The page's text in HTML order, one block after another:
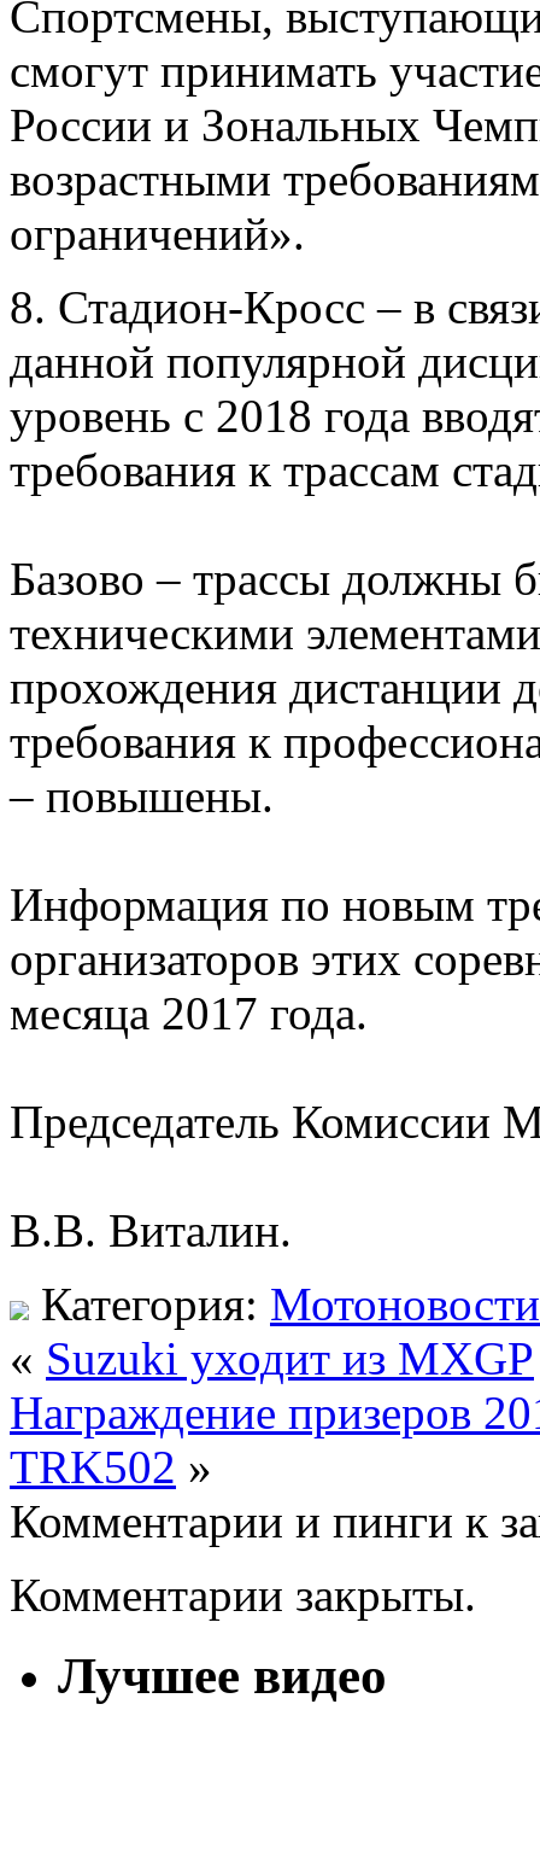
Спортсмены,
смогут принимать
России и Зональных
возрастными
ограничений».
8. Стадион-Кросс – в
данной популярной
уровень с 2018 года
требования к трассам
Базово – трассы должны
техническими
прохождения дистанции
требования к
– повышены.
Информация по новым
организаторов этих
месяца 2017 года.
Председатель Комиссии
В.В. Виталин.
Категория: Мотоновости
« Suzuki уходит из MXGP
Награждение призеров
TRK502 »
Комментарии и пинги к
Комментарии закрыты.
Лучшее видео